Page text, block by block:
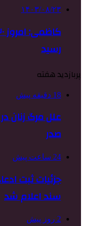
۱۴۰۳/۰۸/۲۳
رسید
پربازدید هفته
18 دقیقه پیش
علل مرگ زنان
صدر
24 ساعت پیش
سند اعلام شد
2 روز پیش